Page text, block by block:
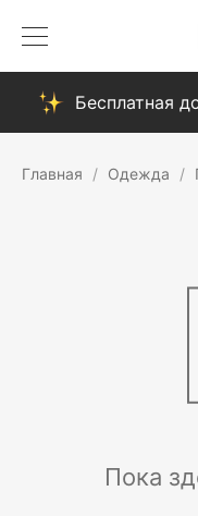
Бесплатная
Главная Одежда
Пока